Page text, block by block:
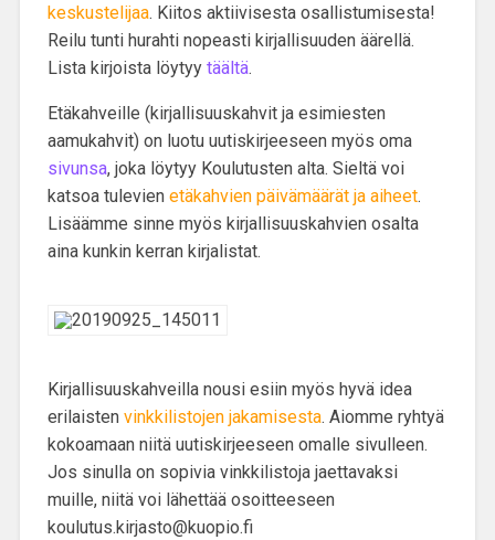
keskustelijaa. Kiitos aktiivisesta osallistumisesta!
Reilu tunti hurahti nopeasti kirjallisuuden äärellä.
Lista kirjoista löytyy täältä.
Etäkahveille (kirjallisuuskahvit ja esimiesten
aamukahvit) on luotu uutiskirjeeseen myös oma
sivunsa, joka löytyy Koulutusten alta. Sieltä voi
katsoa tulevien etäkahvien päivämäärät ja aiheet.
Lisäämme sinne myös kirjallisuuskahvien osalta
aina kunkin kerran kirjalistat.
Kirjallisuuskahveilla nousi esiin myös hyvä idea
erilaisten vinkkilistojen jakamisesta. Aiomme ryhtyä
kokoamaan niitä uutiskirjeeseen omalle sivulleen.
Jos sinulla on sopivia vinkkilistoja jaettavaksi
muille, niitä voi lähettää osoitteeseen
koulutus.kirjasto@kuopio.fi